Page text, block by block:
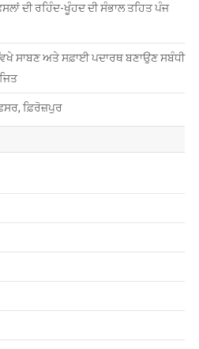
ਦੀ ਰਹਿੰਦ-ਖੂੰਹਦ ਦੀ ਸੰਭਾਲ ਤਹਿਤ ਪੰਜ
ਸਾਬਣ ਅਤੇ ਸਫ਼ਾਈ ਪਦਾਰਥ ਬਣਾਉਣ ਸਬੰਧੀ
ਫ਼ਿਰੋਜ਼ਪੁਰ